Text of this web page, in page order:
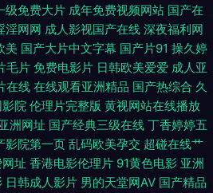
久久伊人 欧美激情内射一区二区 美女色色78
产自拍精品黑料 九1免费在线看 亚州第一夜
源站 男人的天堂2016 在线伊人网av 不卡手
操碰99 男女簧片网站 日本精品九 免费电影
亚洲欧美另类人妖 91激情91激情 亚洲探花
级免费大片 成年免费视频网站 国产在
淫网网 成人影视国产在线 深夜福利网
美 国产大片中文字幕 国产片91 操久婷
毛片 免费电影片 日韩欧美爱爱 成人亚
在线 在线观看亚洲精品 国产热综合 久
院 伦理片完整版 黄视网站在线播放
洲网址 国产经典三级在线 丁香婷婷五
影院第一页 乱码欧美孕交 超碰在线艹
址 香港电影伦理片 91黄色电影 亚洲
日韩成人影片 男的天堂网AV 国产精品